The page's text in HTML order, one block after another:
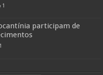
1
participam de
1